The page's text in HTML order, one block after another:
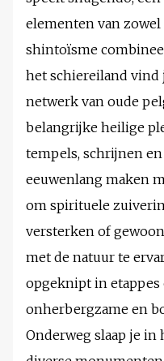
elementen van
shintoïsme
het schiereiland vind
netwerk van oude
belangrijke heilige
tempels, schrijnen
eeuwenlang maken
om spirituele
versterken of
met de natuur te
opgeknipt in
onherbergzame en
Onderweg slaap je in